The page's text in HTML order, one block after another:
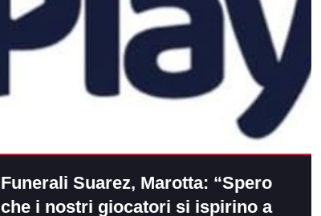
Funerali Suarez, Marotta: “Spero
che i nostri giocatori si ispirino a